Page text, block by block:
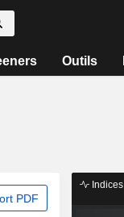
Outils
PDF
Indices